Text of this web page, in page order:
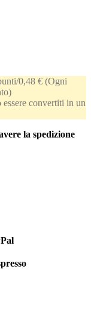
0,48 € (Ogni
convertiti in un
la spedizione